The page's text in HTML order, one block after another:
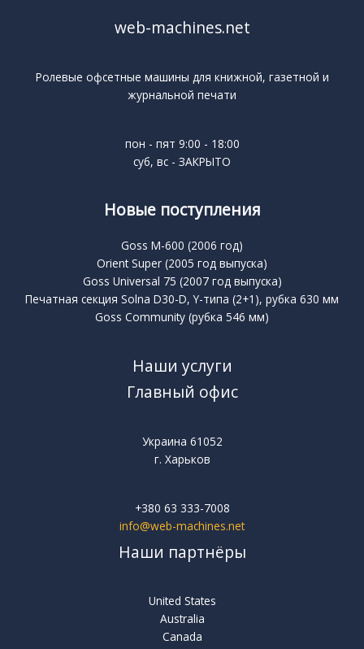
web-machines.net
Ролевые офсетные машины для книжной, газетной и
журнальной печати
пон - пят 9:00 - 18:00
суб, вс - ЗАКРЫТО
Новые поступления
Goss M-600 (2006 год)
Orient Super (2005 год выпуска)
Goss Universal 75 (2007 год выпуска)
Печатная секция Solna D30-D, Y-типа (2+1), рубка 630 мм
Goss Community (рубка 546 мм)
Наши услуги
Главный офис
Украина 61052
г. Харьков
+380 63 333-7008
info@web-machines.net
Наши партнёры
United States
Australia
Canada